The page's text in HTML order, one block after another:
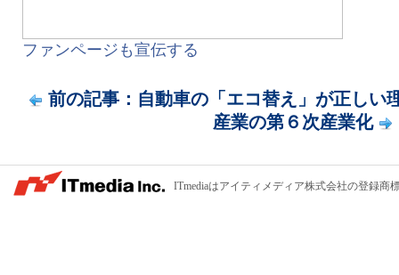
ファンページも宣伝する
前の記事：自動車の「エコ替え」が正しい
産業の第６次産業化
ITmediaはアイティメディア株式会社の登録商